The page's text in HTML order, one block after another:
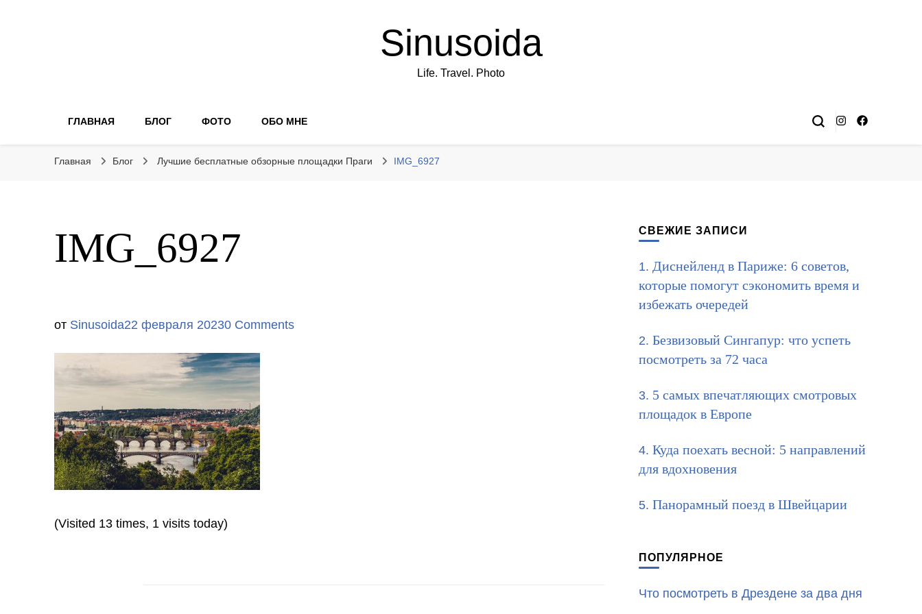
Sinusoida
Life. Travel. Photo
ГЛАВНАЯ БЛОГ ФОТО ОБО МНЕ
Главная Блог Лучшие бесплатные обзорные площадки Праги IMG_6927
IMG_6927
от Sinusoida22 февраля 20230 Comments
(Visited 13 times, 1 visits today)
СВЕЖИЕ ЗАПИСИ
Диснейленд в Париже: 6 советов,
которые помогут сэкономить время и
избежать очередей
Безвизовый Сингапур: что успеть
посмотреть за 72 часа
5 самых впечатляющих смотровых
площадок в Европе
Куда поехать весной: 5 направлений
для вдохновения
Панорамный поезд в Швейцарии
ПОПУЛЯРНОЕ
Что посмотреть в Дрездене за два дня